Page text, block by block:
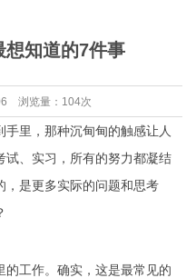
知道的7件事
浏览量：104次
里，那种沉甸甸的触感让人
试、实习，所有的努力都凝结
，是更多实际的问题和思考
工作。确实，这是最常见的